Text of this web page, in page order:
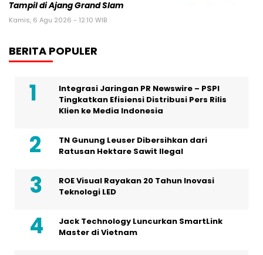
Tampil di Ajang Grand Slam
Kamis, 6 Agu 2026 - 12:10 WIB
BERITA POPULER
Integrasi Jaringan PR Newswire – PSPI
Tingkatkan Efisiensi Distribusi Pers Rilis
Klien ke Media Indonesia
TN Gunung Leuser Dibersihkan dari
Ratusan Hektare Sawit Ilegal
ROE Visual Rayakan 20 Tahun Inovasi
Teknologi LED
Jack Technology Luncurkan SmartLink
Master di Vietnam